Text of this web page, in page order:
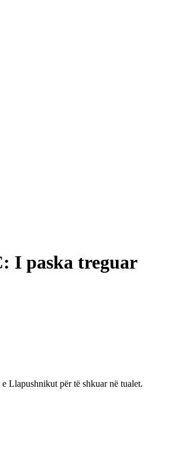
I paska treguar
Llapushnikut për të shkuar në tualet.